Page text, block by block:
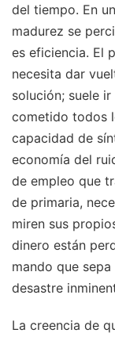
del tiempo. En
madurez se
es eficiencia. El
necesita dar
solución; suele
cometido todos
capacidad de
economía del
de empleo que
de primaria,
miren sus
dinero están
mando que
desastre
La creencia de